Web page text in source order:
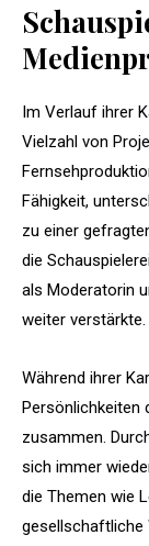
Im Verlauf ihrer
Vielzahl von
Fähigkeit,
zu einer
die
als Moderatorin
weiter verstärkte.
Während ihrer
Persönlichkeiten
zusammen.
sich immer
die Themen wie
gesellschaftliche